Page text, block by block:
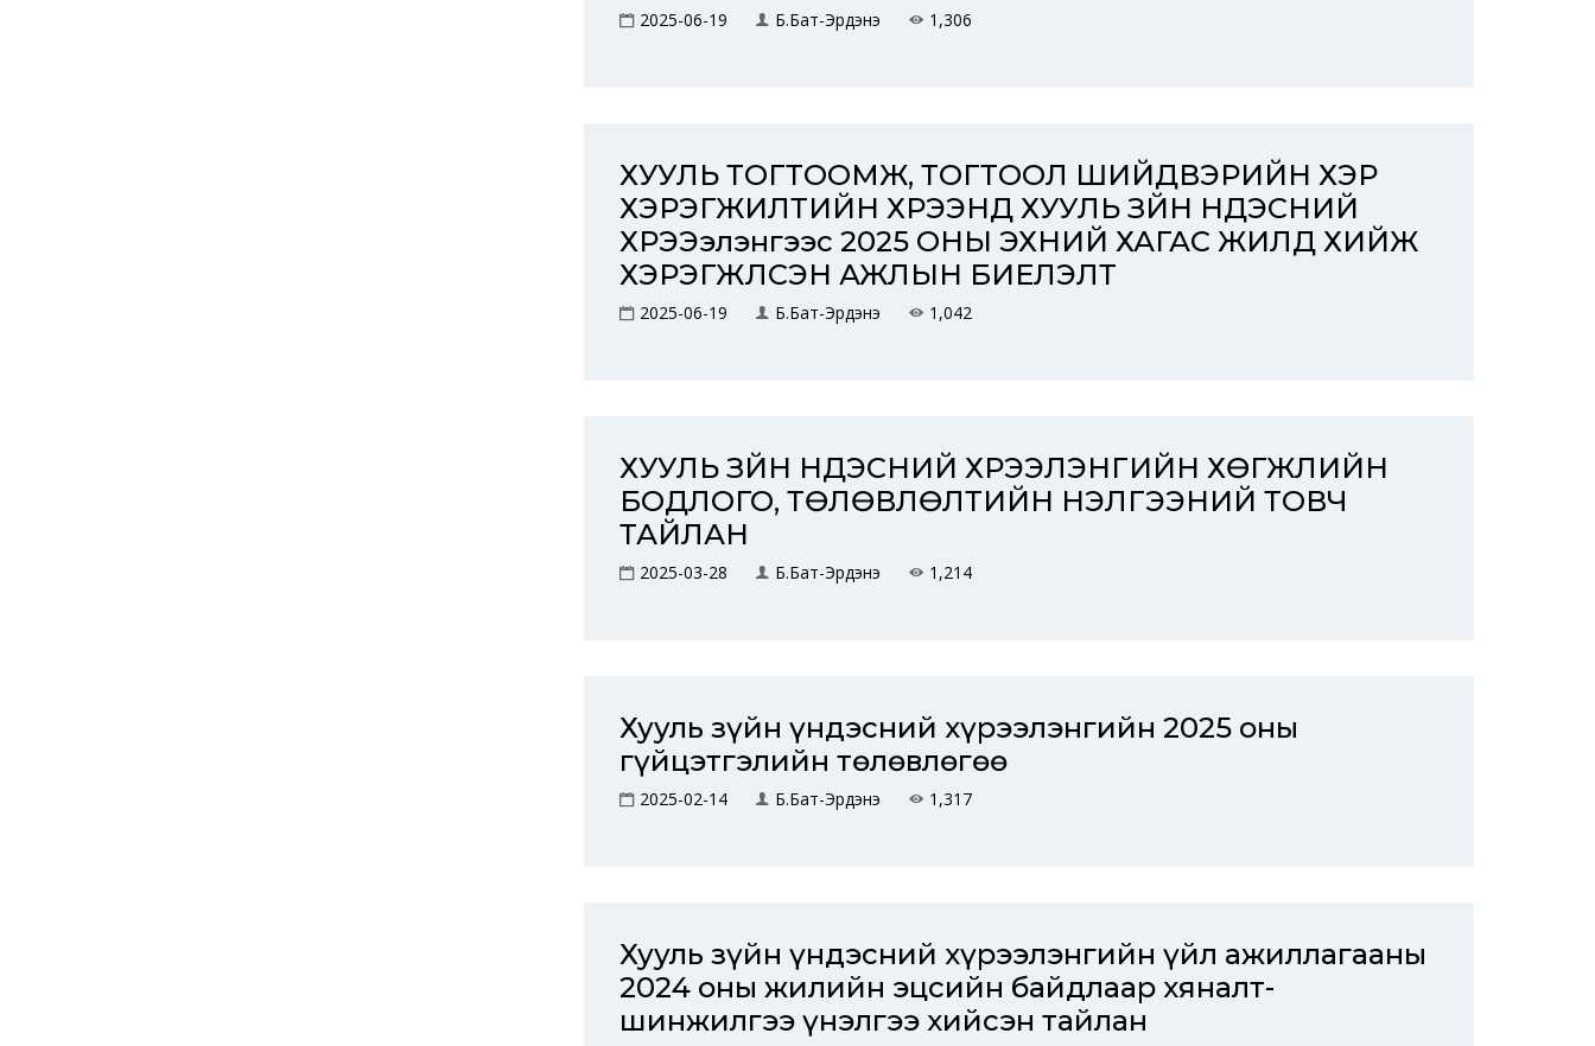
2025-06-19 Б.Бат-Эрдэнэ 1,306
ХУУЛЬ ТОГТООМЖ, ТОГТООЛ ШИЙДВЭРИЙН ХЭР
ХЭРЭГЖИЛТИЙН ХҮРЭЭНД ХУУЛЬ ЗҮЙН ҮНДЭСНИЙ
ХҮРЭЭэлэнгээс 2025 ОНЫ ЭХНИЙ ХАГАС ЖИЛД ХИЙЖ
ХЭРЭГЖҮҮЛСЭН АЖЛЫН БИЕЛЭЛТ
2025-06-19 Б.Бат-Эрдэнэ 1,042
ХУУЛЬ ЗҮЙН ҮНДЭСНИЙ ХҮРЭЭЛЭНГИЙН ХӨГЖЛИЙН
БОДЛОГО, ТӨЛӨВЛӨЛТИЙН ҮНЭЛГЭЭНИЙ ТОВЧ
ТАЙЛАН
2025-03-28 Б.Бат-Эрдэнэ 1,214
Хууль зүйн үндэсний хүрээлэнгийн 2025 оны
гүйцэтгэлийн төлөвлөгөө
2025-02-14 Б.Бат-Эрдэнэ 1,317
Хууль зүйн үндэсний хүрээлэнгийн үйл ажиллагааны
2024 оны жилийн эцсийн байдлаар хяналт-
шинжилгээ үнэлгээ хийсэн тайлан